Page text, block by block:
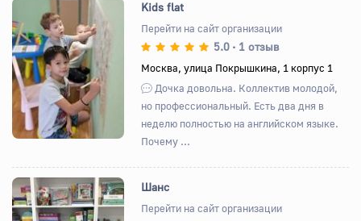
Назад Вперед
Kids flat
Перейти на сайт организации
5.0 • 1 отзыв
Москва, улица Покрышкина, 1 корпус 1
Дочка довольна. Коллектив молодой,
но профессиональный. Есть два дня в
неделю полностью на английском языке.
Почему ...
Шанс
Перейти на сайт организации